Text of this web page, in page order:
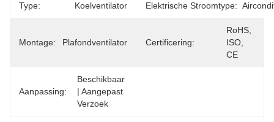
Type: Koelventilator Elektrische Stroomtype:
Montage: Plafondventilator Certificering:
RoHS,
ISO,
CE
Aanpassing:
Beschikbaar
| Aangepast
Verzoek